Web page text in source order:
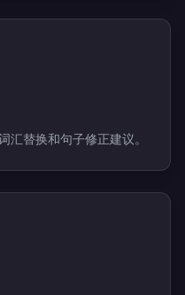
汇替换和句子修正建议。